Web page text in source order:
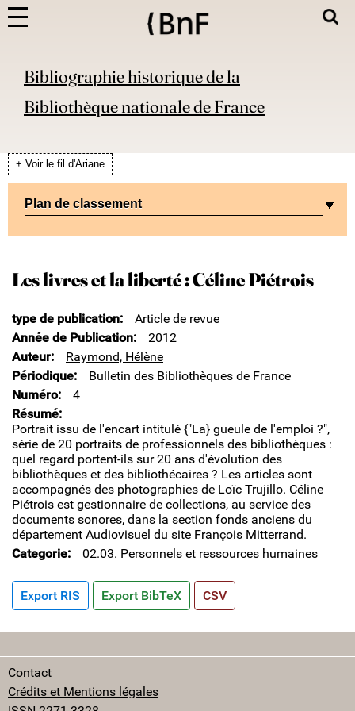
Bibliographie historique de la
Bibliothèque nationale de France
+ Voir le fil d'Ariane
Plan de classement
Les livres et la liberté : Céline Piétrois
type de publication
Article de revue
Année de Publication
2012
Auteur
Raymond, Hélène
Périodique
Bulletin des Bibliothèques de France
Numéro
4
Résumé
Portrait issu de l'encart intitulé {"La} gueule de l'emploi ?",
série de 20 portraits de professionnels des bibliothèques :
quel regard portent-ils sur 20 ans d'évolution des
bibliothèques et des bibliothécaires ? Les articles sont
accompagnés des photographies de Loïc Trujillo. Céline
Piétrois est gestionnaire de collections, au service des
documents sonores, dans la section fonds anciens du
département Audiovisuel du site François Mitterrand.
Categorie
02.03. Personnels et ressources humaines
Export RIS Export BibTeX CSV
Contact
Crédits et Mentions légales